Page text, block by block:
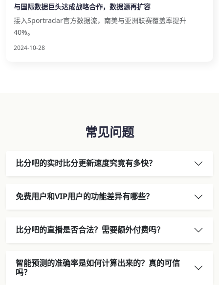
与国际数据巨头达成战略合作，数据源再扩容
接入Sportradar官方数据流，南美与亚洲联赛覆盖率提升
40%。
2024-10-28
常见问题
比分吧的实时比分更新速度究竟有多快？
免费用户和VIP用户的功能差异有哪些？
比分吧的直播是否合法？需要额外付费吗？
智能预测的准确率是如何计算出来的？真的可信
吗？